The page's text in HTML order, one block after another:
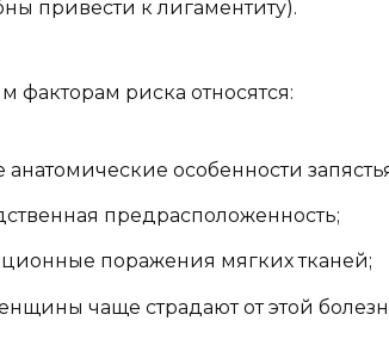
привести к лигаментиту).
факторам риска относятся:
анатомические особенности
предрасположенность;
поражения мягких тканей;
чаще страдают от этой